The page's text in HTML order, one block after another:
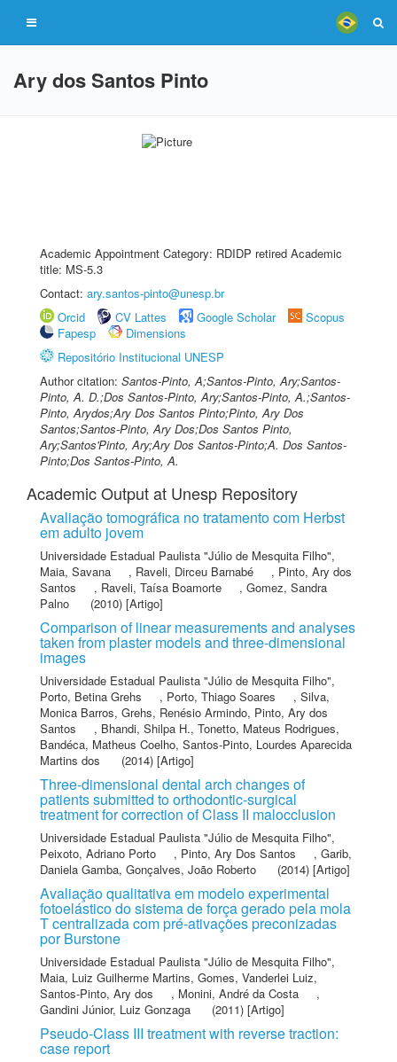
Ary dos Santos Pinto
Academic Appointment Category: RDIDP retired Academic
title: MS-5.3
Contact: ary.santos-pinto@unesp.br
Orcid
CV Lattes Google Scholar
Scopus
Fapesp
Dimensions
Repositório Institucional UNESP
Author citation: Santos-Pinto, A;Santos-Pinto, Ary;Santos-
Pinto, A. D.;Dos Santos-Pinto, Ary;Santos-Pinto, A.;Santos-
Pinto, Arydos;Ary Dos Santos Pinto;Pinto, Ary Dos
Santos;Santos-Pinto, Ary Dos;Dos Santos Pinto,
Ary;Santos'Pinto, Ary;Ary Dos Santos-Pinto;A. Dos Santos-
Pinto;Dos Santos-Pinto, A.
Academic Output at Unesp Repository
Avaliação tomográfica no tratamento com Herbst
em adulto jovem
Universidade Estadual Paulista "Júlio de Mesquita Filho",
Maia, Savana
, Raveli, Dirceu Barnabé , Pinto, Ary dos
Santos
, Raveli, Taísa Boamorte , Gomez, Sandra
Palno
(2010) [Artigo]
Comparison of linear measurements and analyses
taken from plaster models and three-dimensional
images
Universidade Estadual Paulista "Júlio de Mesquita Filho",
Porto, Betina Grehs
, Porto, Thiago Soares , Silva,
Monica Barros, Grehs, Renésio Armindo, Pinto, Ary dos
Santos
, Bhandi, Shilpa H., Tonetto, Mateus Rodrigues,
Bandéca, Matheus Coelho, Santos-Pinto, Lourdes Aparecida
Martins dos
(2014) [Artigo]
Three-dimensional dental arch changes of
patients submitted to orthodontic-surgical
treatment for correction of Class II malocclusion
Universidade Estadual Paulista "Júlio de Mesquita Filho",
Peixoto, Adriano Porto
, Pinto, Ary Dos Santos , Garib,
Daniela Gamba, Gonçalves, João Roberto (2014) [Artigo]
Avaliação qualitativa em modelo experimental
fotoelástico do sistema de força gerado pela mola
T centralizada com pré-ativações preconizadas
por Burstone
Universidade Estadual Paulista "Júlio de Mesquita Filho",
Maia, Luiz Guilherme Martins, Gomes, Vanderlei Luiz,
Santos-Pinto, Ary dos
, Monini, André da Costa
,
Gandini Júnior, Luiz Gonzaga
(2011) [Artigo]
Pseudo-Class III treatment with reverse traction:
case report